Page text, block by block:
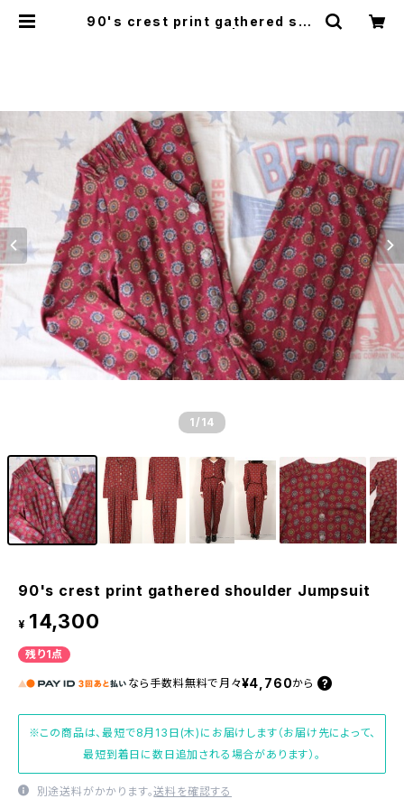
90's crest print gathered sho
1 /14
90's crest print gathered shoulder Jumpsuit
¥ 14,300
残り1点
なら 手数料無料で 月々¥4,760から
※この商品は、最短で8月13日(木)にお届けします（お届け先によって、
最短到着日に数日追加される場合があります）。
別途送料がかかります。送料を確認する